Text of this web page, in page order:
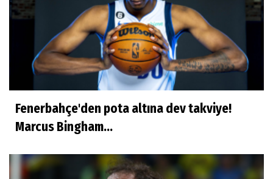
Fenerbahçe'den pota altına dev takviye!
Marcus Bingham...